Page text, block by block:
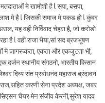
मे खामोशी है l सपा, बसपा,
मे है l जिसकी समाज मे पकड हो l कुंवर
यह वही निर्विवाद चेहरा है, जो करोडो
है l वहीं राजा भैया,सां सद ब्रजभूषण
मे जागरूकता, एकता और एकजुटता भी,
दर्जन स्थानीय संगठनो, भारतीय किसान
दिव्य संत प्रबोधनंद महाराज ब्रंदावन
करणी सेना प्रदेश अध्यक्ष, जबर
चैयर मेन संजीव केरनी,सुरेश यादव